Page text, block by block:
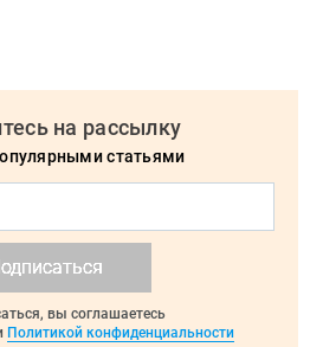
на рассылку
статьями
вы соглашаетесь
Политикой конфиденциальности